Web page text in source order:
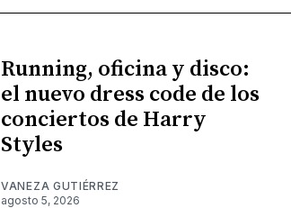
Running, oficina y disco:
el nuevo dress code de los
conciertos de Harry
Styles
VANEZA GUTIÉRREZ
agosto 5, 2026